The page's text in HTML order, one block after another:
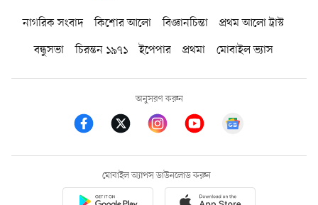
নাগরিক সংবাদ কিশোর আলো বিজ্ঞানচিন্তা
প্রথম আলো ট্রাস্ট
বন্ধুসভা
চিরন্তন ১৯৭১ ইপেপার প্রথমা মোবাইল ভ্যাস
অনুসরণ করুন
মোবাইল অ্যাপস ডাউনলোড করুন